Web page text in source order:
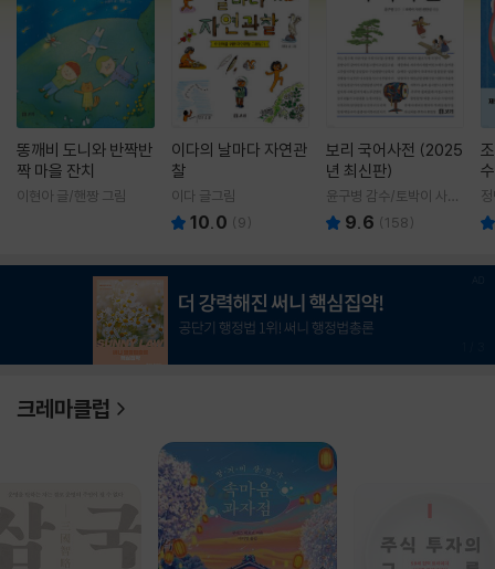
똥깨비 도니와 반짝반
짝 마을 잔치
이현아 글/핸짱 그림
이다의 날마다 자연관
찰
이다 글그림
10.0 (9)
보리 국어사전 (2025
년 최신판)
윤구병 감수/토박이 사전
편찬실 편
9.6 (158)
크레마클럽